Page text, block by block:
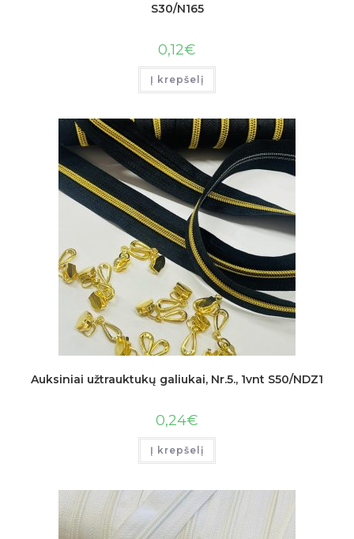
S30/N165
0,12€
Į krepšelį
Auksiniai užtrauktukų galiukai, Nr.5., 1vnt S50/NDZ1
0,24€
Į krepšelį